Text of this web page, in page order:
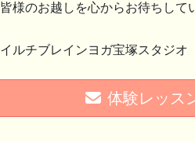
皆様のお越しを心からお待ちして
イルチブレインヨガ宝塚スタジ
体験レッス